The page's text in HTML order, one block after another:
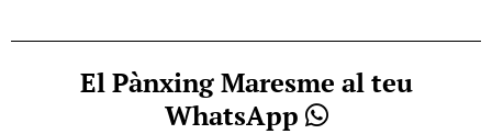
El Pànxing Maresme al teu
WhatsApp